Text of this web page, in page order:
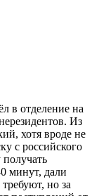
в отделение на
Из
хотя вроде не
с российского
получать
минут, дали
но за